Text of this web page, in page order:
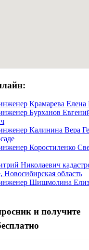
Крамарева Елена
Бурханов
Калинина Вера
Коростиленко
Николаевич
Новосибирская область
Шишмолина
и получите